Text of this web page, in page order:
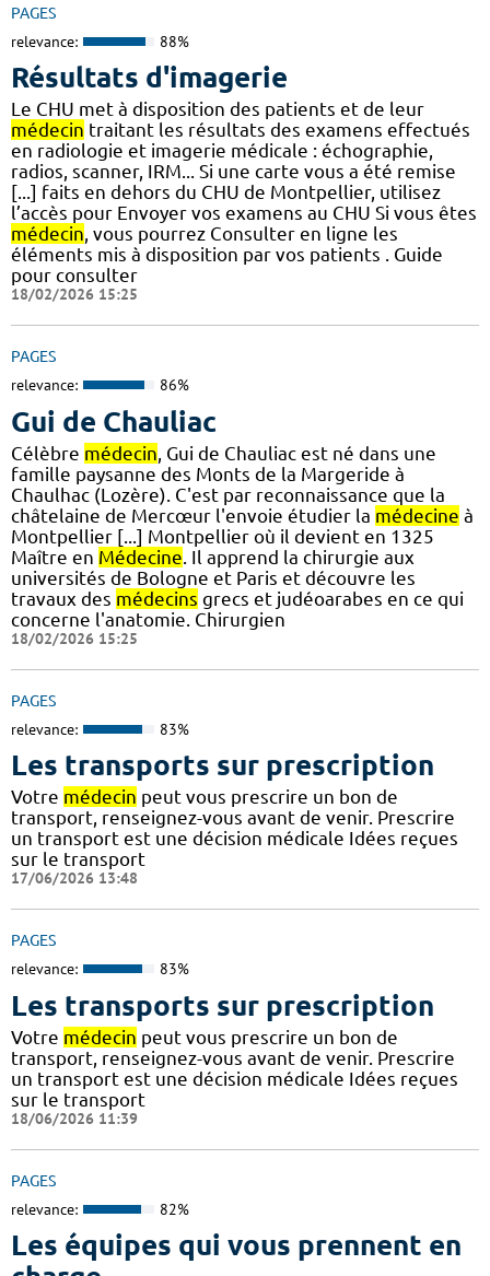
PAGES
relevance: 88%
Résultats d'imagerie
Le CHU met à disposition des patients et de leur
médecin traitant les résultats des examens effectués
en radiologie et imagerie médicale : échographie,
radios, scanner, IRM... Si une carte vous a été remise
[...] faits en dehors du CHU de Montpellier, utilisez
l’accès pour Envoyer vos examens au CHU Si vous êtes
médecin, vous pourrez Consulter en ligne les
éléments mis à disposition par vos patients . Guide
pour consulter
18/02/2026 15:25
PAGES
relevance: 86%
Gui de Chauliac
Célèbre médecin , Gui de Chauliac est né dans une
famille paysanne des Monts de la Margeride à
Chaulhac (Lozère). C'est par reconnaissance que la
châtelaine de Mercœur l'envoie étudier la médecine à
Montpellier [...] Montpellier où il devient en 1325
Maître en Médecine . Il apprend la chirurgie aux
universités de Bologne et Paris et découvre les
travaux des médecins grecs et judéoarabes en ce qui
concerne l'anatomie. Chirurgien
18/02/2026 15:25
PAGES
relevance: 83%
Les transports sur prescription
Votre médecin peut vous prescrire un bon de
transport, renseignez-vous avant de venir. Prescrire
un transport est une décision médicale Idées reçues
sur le transport
17/06/2026 13:48
PAGES
relevance: 83%
Les transports sur prescription
Votre médecin peut vous prescrire un bon de
transport, renseignez-vous avant de venir. Prescrire
un transport est une décision médicale Idées reçues
sur le transport
18/06/2026 11:39
PAGES
relevance: 82%
Les équipes qui vous prennent en